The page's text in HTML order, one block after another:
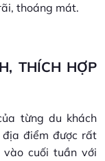
thoáng mát.
THÍCH HỢP
từng du khách
địa điểm được rất
vào cuối tuần với